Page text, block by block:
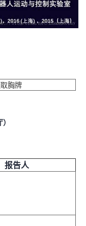
胸牌
报告人